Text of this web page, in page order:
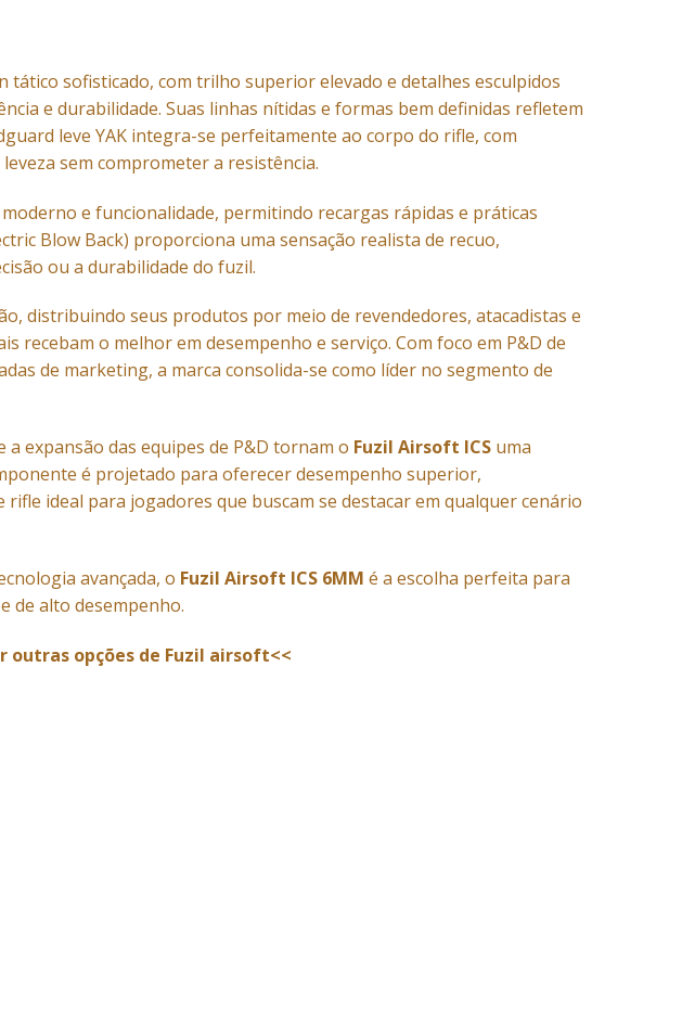
tático sofisticado, com trilho superior elevado e detalhes esculpidos
e durabilidade. Suas linhas nítidas e formas bem definidas refletem
leve YAK integra-se perfeitamente ao corpo do rifle, com
sem comprometer a resistência.
e funcionalidade, permitindo recargas rápidas e práticas
Blow Back) proporciona uma sensação realista de recuo,
ou a durabilidade do fuzil.
distribuindo seus produtos por meio de revendedores, atacadistas e
o melhor em desempenho e serviço. Com foco em P&D de
de marketing, a marca consolida-se como líder no segmento de
expansão das equipes de P&D tornam o Fuzil Airsoft ICSuma
é projetado para oferecer desempenho superior,
ideal para jogadores que buscam se destacar em qualquer cenário
avançada, o Fuzil Airsoft ICS 6MM é a escolha perfeita para
de alto desempenho.
outras opções de Fuzil airsoft<<